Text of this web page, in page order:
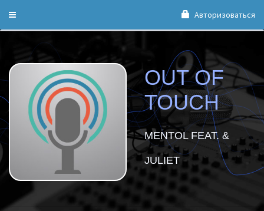
Toggle
Авторизоваться
OUT OF
TOUCH
MENTOL FEAT. &
JULIET